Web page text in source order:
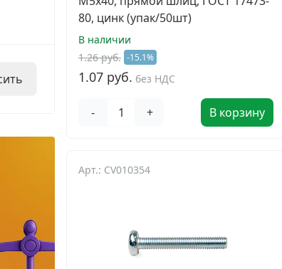
80, цинк (упак/50шт)
В наличии
1.26 руб. -15.1%
1.07 руб. без НДС
- + В корзину
Арт.: CV010354